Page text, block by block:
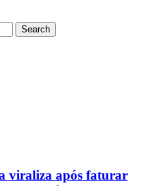
Search
viraliza após faturar